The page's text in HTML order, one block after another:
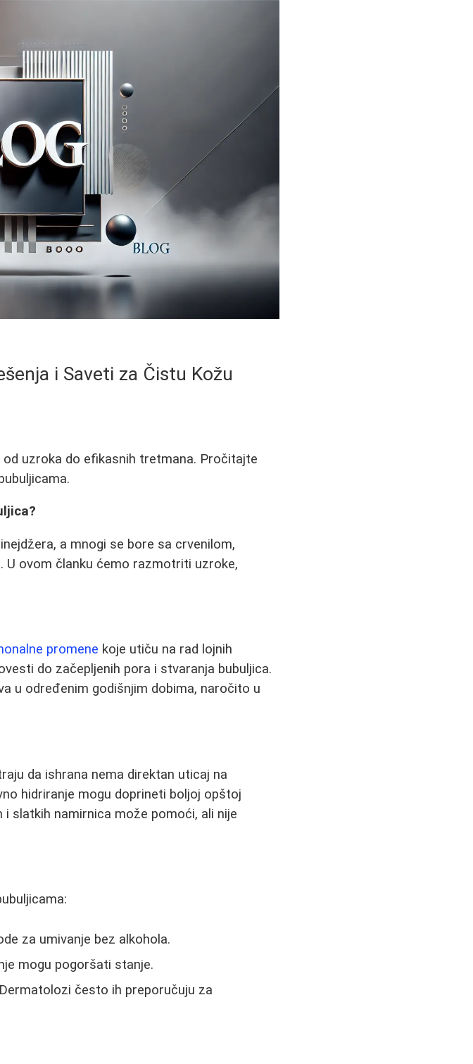
i Saveti za Čistu Kožu
uzroka do efikasnih tretmana. Pročitajte
a mnogi se bore sa crvenilom,
U ovom članku ćemo razmotriti uzroke,
promene koje utiču na rad lojnih
do začepljenih pora i stvaranja bubuljica.
u određenim godišnjim dobima, naročito u
da ishrana nema direktan uticaj na
hidriranje mogu doprineti boljoj opštoj
slatkih namirnica može pomoći, ali nije
za umivanje bez alkohola.
mogu pogoršati stanje.
Dermatolozi često ih preporučuju za